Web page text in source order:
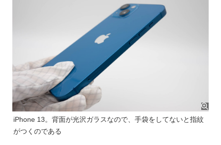
iPhone 13。背面が光沢ガラスなので、手袋をしてないと指紋
がつくのである